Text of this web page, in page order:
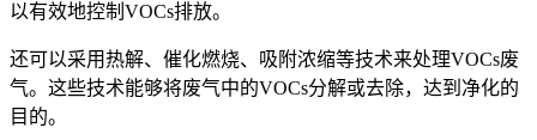
以有效地控制VOCs排放。
还可以采用热解、催化燃烧、吸附浓缩等技术来处理VOCs废
气。这些技术能够将废气中的VOCs分解或去除，达到净化的
目的。